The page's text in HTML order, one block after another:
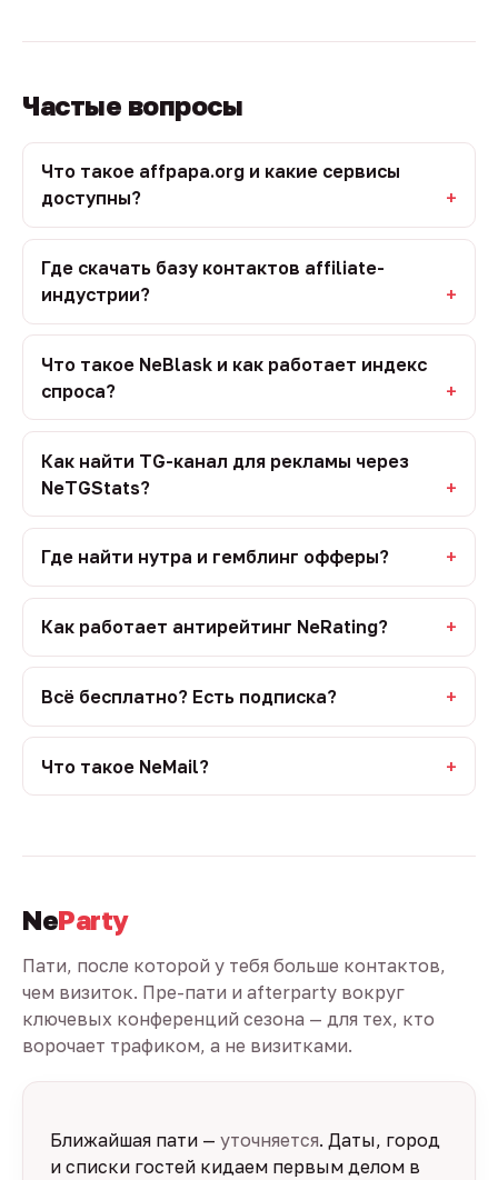
Частые вопросы
Что такое affpapa.org и какие сервисы
доступны?
Где скачать базу контактов affiliate-
индустрии?
Что такое NeBlask и как работает индекс
спроса?
Как найти TG-канал для рекламы через
NeTGStats?
Где найти нутра и гемблинг офферы?
Как работает антирейтинг NeRating?
Всё бесплатно? Есть подписка?
Что такое NeMail?
NeParty
Пати, после которой у тебя больше контактов,
чем визиток. Пре-пати и afterparty вокруг
ключевых конференций сезона — для тех, кто
ворочает трафиком, а не визитками.
Ближайшая пати — уточняется. Даты, город
и списки гостей кидаем первым делом в